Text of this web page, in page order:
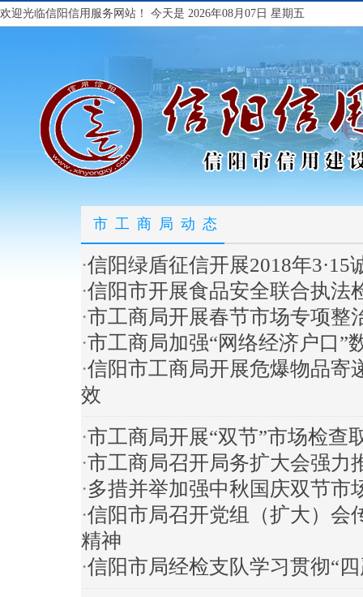
欢迎光临信阳信用服务网站！ 今天是 2026年08月07日 星期五
市工商局动态
·信阳绿盾征信开展2018年3·15
·信阳市开展食品安全联合执法
·市工商局开展春节市场专项整
·市工商局加强“网络经济户口”
·信阳市工商局开展危爆物品寄
效
·市工商局开展“双节”市场检查
·市工商局召开局务扩大会强力
·多措并举加强中秋国庆双节市
·信阳市局召开党组（扩大）会
精神
·信阳市局经检支队学习贯彻“